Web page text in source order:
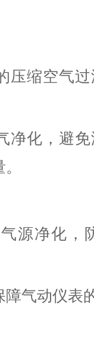
压缩空气
净化，避
源净化，
气动仪表